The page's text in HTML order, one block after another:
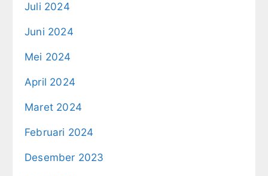
Juli 2024
Juni 2024
Mei 2024
April 2024
Maret 2024
Februari 2024
Desember 2023